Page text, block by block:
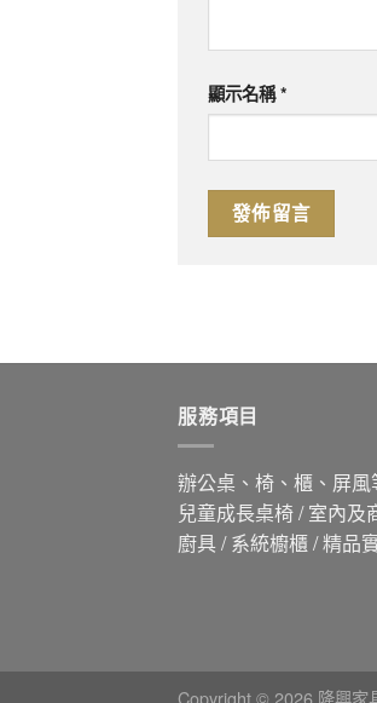
顯示名稱*
服務項目
辦公桌、椅、櫃、屏
兒童成長桌椅 / 室內及
廚具 / 系統櫥櫃 / 精品